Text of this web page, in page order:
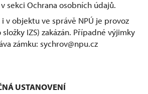
sekci Ochrana osobních údajů.
v objektu ve správě NPÚ je provoz
IZS) zakázán. Případné výjimky
zámku: sychrov@npu.cz
USTANOVENÍ